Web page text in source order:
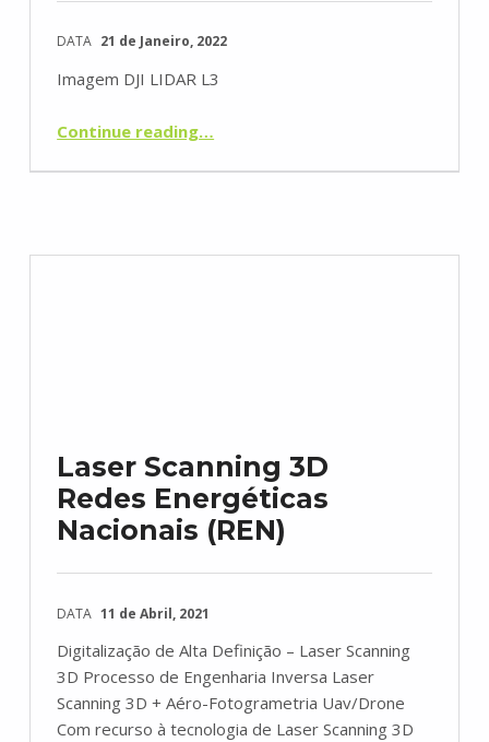
DATA 21 de Janeiro, 2022
Imagem DJI LIDAR L3
Continue reading“Levantamento Aéreo – LIDAR & IMAGEM – UAV | Drone”
…
Laser Scanning 3D
Redes Energéticas
Nacionais (REN)
DATA 11 de Abril, 2021
Digitalização de Alta Definição – Laser Scanning
3D Processo de Engenharia Inversa Laser
Scanning 3D + Aéro-Fotogrametria Uav/Drone
Com recurso à tecnologia de Laser Scanning 3D